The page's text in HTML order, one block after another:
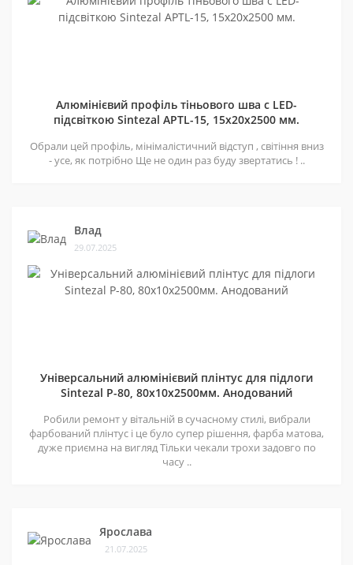
Алюмінієвий профіль тіньового шва c LED-
підсвіткою Sintezal APTL-15, 15х20х2500 мм.
Обрали цей профіль, мінімалістичний відступ , світіння вниз
- усе, як потрібно Ще не один раз буду звертатись ! ..
Влад
29.07.2025
Універсальний алюмінієвий плінтус для підлоги
Sintezal P-80, 80х10х2500мм. Анодований
Робили ремонт у вітальній в сучасному стилі, вибрали
фарбований плінтус і це було супер рішення, фарба матова,
дуже приємна на вигляд Тільки чекали трохи задовго по
часу ..
Ярослава
21.07.2025